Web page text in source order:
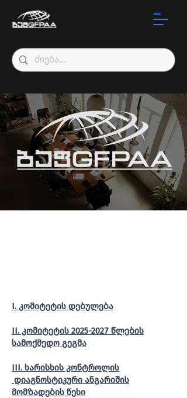
I. კომიტეტის დებულება
II. კომიტეტის 2025-2027 წლების
სამოქმედო გეგმა
III. ხარისხის კონტროლის
დიაგნოსტიკური ანგარიშის
მომზადების წესი